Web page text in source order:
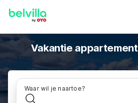
Vakantie
Waar wil je naartoe?